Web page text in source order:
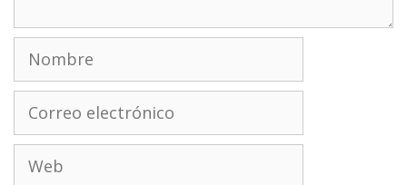
Nombre
electrónico